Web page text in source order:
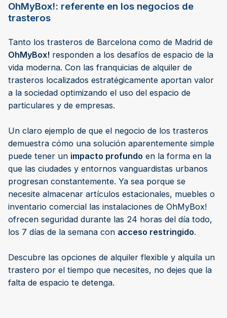
OhMyBox!: referente en los negocios de
trasteros
Tanto los trasteros de Barcelona como de Madrid de
OhMyBox! responden a los desafíos de espacio de la
vida moderna. Con las franquicias de alquiler de
trasteros localizados estratégicamente aportan valor
a la sociedad optimizando el uso del espacio de
particulares y de empresas.
Un claro ejemplo de que el negocio de los trasteros
demuestra cómo una solución aparentemente simple
puede tener un impacto profundo en la forma en la
que las ciudades y entornos vanguardistas urbanos
progresan constantemente. Ya sea porque se
necesite almacenar artículos estacionales, muebles o
inventario comercial las instalaciones de OhMyBox!
ofrecen seguridad durante las 24 horas del día todo,
los 7 días de la semana con acceso restringido.
Descubre las opciones de alquiler flexible y alquila un
trastero por el tiempo que necesites, no dejes que la
falta de espacio te detenga.